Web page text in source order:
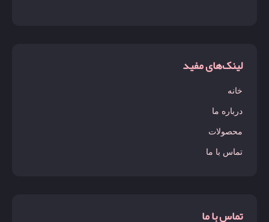
لینک‌های مفید
خانه
درباره ما
محصولات
تماس با ما
تماس با ما